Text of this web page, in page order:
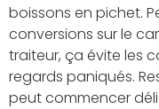
boissons en pichet.
conversions sur le
traiteur, ça évite les
regards paniqués.
peut commencer